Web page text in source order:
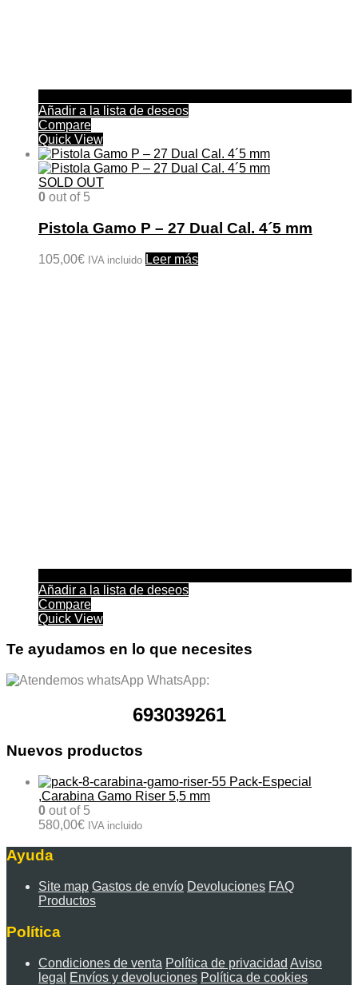
Añadir a la lista de deseos
Compare
Quick View
SOLD OUT
0 out of 5
Pistola Gamo P – 27 Dual Cal. 4´5 mm
105,00€ IVA incluido Leer más
Añadir a la lista de deseos
Compare
Quick View
Te ayudamos en lo que necesites
WhatsApp:
693039261
Nuevos productos
Pack-Especial
,Carabina Gamo Riser 5,5 mm
0 out of 5
580,00€ IVA incluido
Ayuda
Site map Gastos de envío Devoluciones FAQ
Productos
Política
Condiciones de venta Política de privacidad Aviso
legal
Envíos y devoluciones Política de cookies